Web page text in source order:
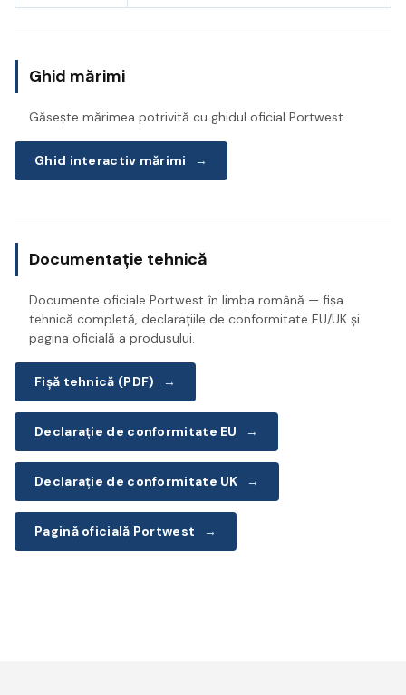
Ghid mărimi
Găsește mărimea potrivită cu ghidul oficial Portwest.
Ghid interactiv mărimi →
Documentație tehnică
Documente oficiale Portwest în limba română — fișa
tehnică completă, declarațiile de conformitate EU/UK și
pagina oficială a produsului.
Fișă tehnică (PDF) →
Declarație de conformitate EU →
Declarație de conformitate UK →
Pagină oficială Portwest →